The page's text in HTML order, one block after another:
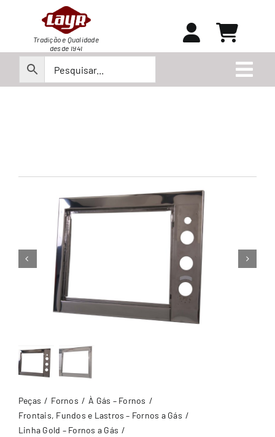
conteúdo
Tradição e Qualidade
desde 1941
Peças Fornos
À Gás – Fornos
Frontais, Fundos e Lastros – Fornos a Gás
Linha Gold – Fornos a Gás